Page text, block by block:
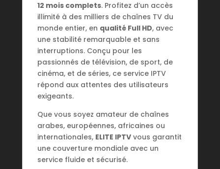
12 mois complets. Profitez d’un accès
illimité à des milliers de chaînes TV du
monde entier, en qualité Full HD, avec
une stabilité remarquable et sans
interruptions. Conçu pour les
passionnés de télévision, de sport, de
cinéma, et de séries, ce service IPTV
répond aux attentes des utilisateurs
exigeants.
Que vous soyez amateur de chaînes
arabes, européennes, africaines ou
internationales, ELITE IPTVvous garantit
une couverture mondiale avec un
service fluide et sécurisé.